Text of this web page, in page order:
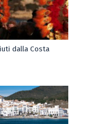
dalla Costa